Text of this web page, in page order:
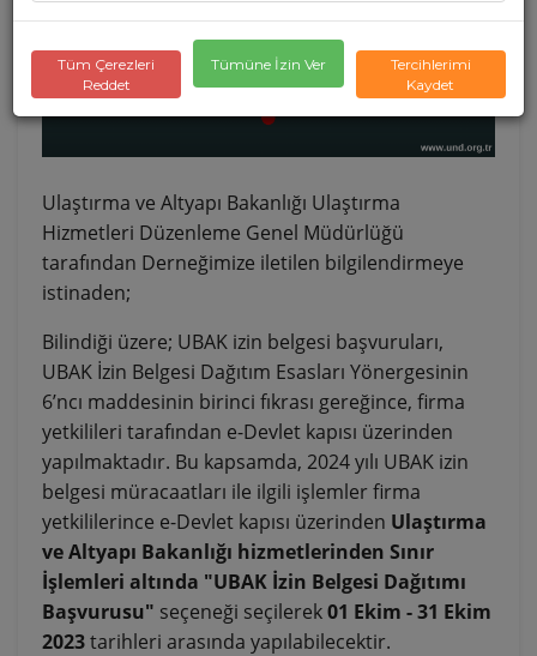
Ulaştırma ve Altyapı Bakanlığı Ulaştırma
Hizmetleri Düzenleme Genel Müdürlüğü
tarafından Derneğimize iletilen bilgilendirmeye
istinaden;
Bilindiği üzere; UBAK izin belgesi başvuruları,
UBAK İzin Belgesi Dağıtım Esasları Yönergesinin
6’ncı maddesinin birinci fıkrası gereğince, firma
yetkilileri tarafından e-Devlet kapısı üzerinden
yapılmaktadır. Bu kapsamda, 2024 yılı UBAK izin
belgesi müracaatları ile ilgili işlemler firma
yetkililerince e-Devlet kapısı üzerinden Ulaştırma
ve Altyapı Bakanlığı hizmetlerinden Sınır
İşlemleri altında "UBAK İzin Belgesi Dağıtımı
Başvurusu" seçeneği seçilerek01 Ekim - 31 Ekim
2023tarihleri arasında yapılabilecektir.
Tüm Çerezleri
Reddet
Tümüne İzin Ver
Tercihlerimi
Kaydet